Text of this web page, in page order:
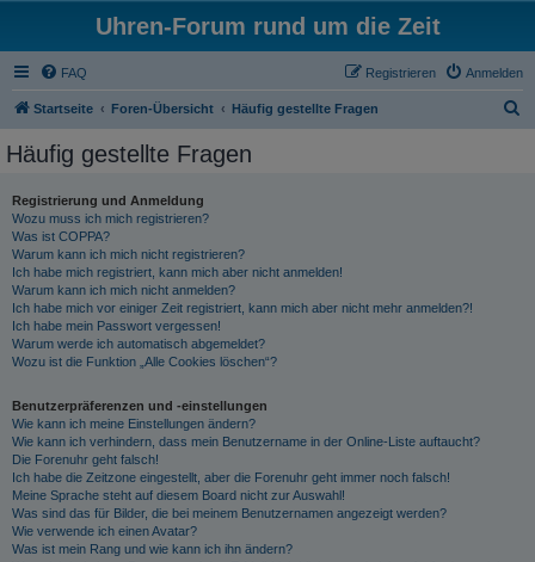
Uhren-Forum rund um die Zeit
FAQ Anmelden
Registrieren
Startseite Foren-Übersicht Häufig gestellte Fragen
Häufig gestellte Fragen
Registrierung und Anmeldung
Wozu muss ich mich registrieren?
Was ist COPPA?
Warum kann ich mich nicht registrieren?
Ich habe mich registriert, kann mich aber nicht anmelden!
Warum kann ich mich nicht anmelden?
Ich habe mich vor einiger Zeit registriert, kann mich aber nicht mehr anmelden?!
Ich habe mein Passwort vergessen!
Warum werde ich automatisch abgemeldet?
Wozu ist die Funktion „Alle Cookies löschen“?
Benutzerpräferenzen und -einstellungen
Wie kann ich meine Einstellungen ändern?
Wie kann ich verhindern, dass mein Benutzername in der Online-Liste auftaucht?
Die Forenuhr geht falsch!
Ich habe die Zeitzone eingestellt, aber die Forenuhr geht immer noch falsch!
Meine Sprache steht auf diesem Board nicht zur Auswahl!
Was sind das für Bilder, die bei meinem Benutzernamen angezeigt werden?
Wie verwende ich einen Avatar?
Was ist mein Rang und wie kann ich ihn ändern?